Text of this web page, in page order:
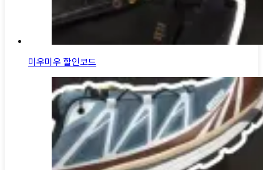
미우미우 할인코드